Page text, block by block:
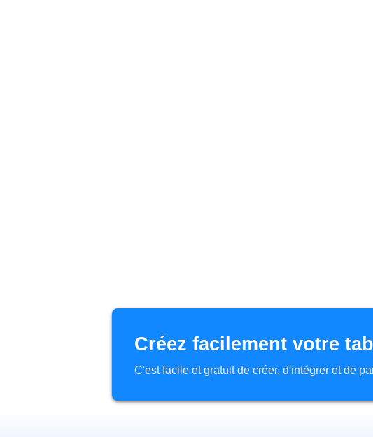
Créez facilement votre
C'est facile et gratuit de créer, d'intégrer et de